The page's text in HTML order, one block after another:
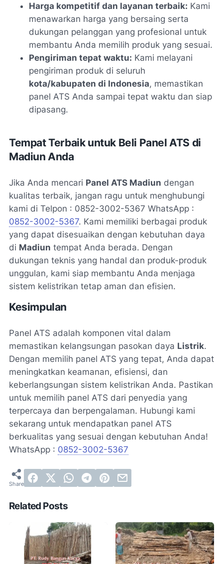
Harga kompetitif dan layanan terbaik: Kami
menawarkan harga yang bersaing serta
dukungan pelanggan yang profesional untuk
membantu Anda memilih produk yang sesuai.
Pengiriman tepat waktu: Kami melayani
pengiriman produk di seluruh
kota/kabupaten di Indonesia, memastikan
panel ATS Anda sampai tepat waktu dan siap
dipasang.
Tempat Terbaik untuk Beli Panel ATS di
Madiun Anda
Jika Anda mencari Panel ATS Madiun dengan
kualitas terbaik, jangan ragu untuk menghubungi
kami di Telpon : 0852-3002-5367 WhatsApp :
0852-3002-5367. Kami memiliki berbagai produk
yang dapat disesuaikan dengan kebutuhan daya
di Madiun tempat Anda berada. Dengan
dukungan teknis yang handal dan produk-produk
unggulan, kami siap membantu Anda menjaga
sistem kelistrikan tetap aman dan efisien.
Kesimpulan
Panel ATS adalah komponen vital dalam
memastikan kelangsungan pasokan daya Listrik.
Dengan memilih panel ATS yang tepat, Anda dapat
meningkatkan keamanan, efisiensi, dan
keberlangsungan sistem kelistrikan Anda. Pastikan
untuk memilih panel ATS dari penyedia yang
terpercaya dan berpengalaman. Hubungi kami
sekarang untuk mendapatkan panel ATS
berkualitas yang sesuai dengan kebutuhan Anda!
WhatsApp : 0852-3002-5367
Related Posts